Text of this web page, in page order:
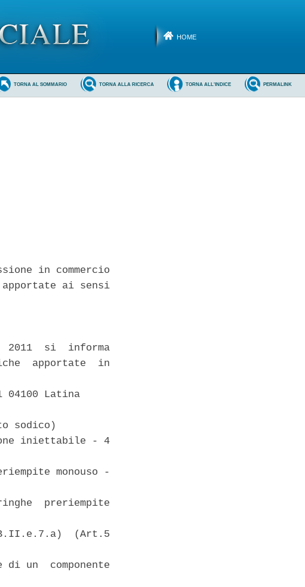
HOME
PERMALINK
TORNA ALL'INDICE
TORNA ALLA RICERCA
TORNA AL SOMMARIO
in commercio
ai sensi
2011  si  informa
apportate  in
04100 Latina
sodico)
iniettabile - 4
monouso -
preriempite
(Art.5
di un  componente